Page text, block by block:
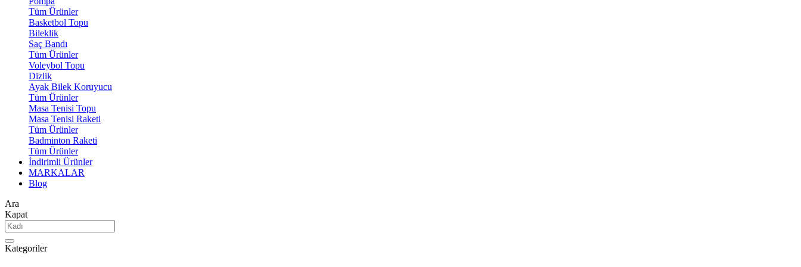
Tüm Ürünler
Basketbol Topu
Bileklik
Saç Bandı
Tüm Ürünler
Voleybol Topu
Dizlik
Ayak Bilek Koruyucu
Tüm Ürünler
Masa Tenisi Topu
Masa Tenisi Raketi
Tüm Ürünler
Badminton Raketi
Tüm Ürünler
İndirimli Ürünler
MARKALAR
Blog
Ara
Kapat
Kategoriler